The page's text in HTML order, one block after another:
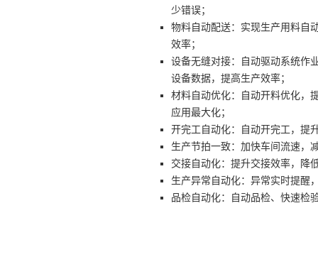
少错误；
物料自动配送：实现生产用料自
效率；
设备无缝对接：自动驱动系统作
设备数据，提高生产效率；
材料自动优化：自动开料优化，
应用最大化；
开完工自动化：自动开完工，提
生产节拍一致：加快车间流速，
交接自动化：提升交接效率，降
生产异常自动化：异常实时提醒
品检自动化：自动品检、快速检